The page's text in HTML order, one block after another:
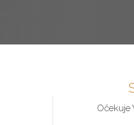
Očekuje